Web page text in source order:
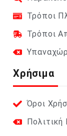
Τρόποι
Τρόποι
Χρήσιμα
Όροι